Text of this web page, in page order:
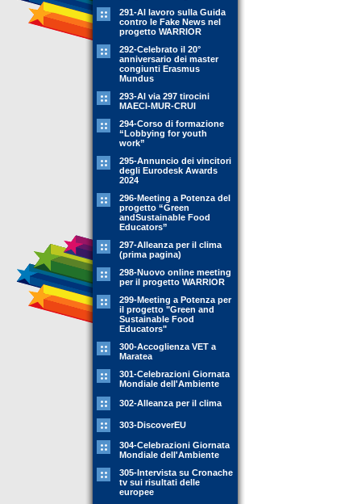
291-Al lavoro sulla Guida
contro le Fake News nel
progetto WARRIOR
292-Celebrato il 20°
anniversario dei master
congiunti Erasmus
Mundus
293-Al via 297 tirocini
MAECI-MUR-CRUI
294-Corso di formazione
“Lobbying for youth
work”
295-Annuncio dei vincitori
degli Eurodesk Awards
2024
296-Meeting a Potenza del
progetto “Green
andSustainable Food
Educators”
297-Alleanza per il clima
(prima pagina)
298-Nuovo online meeting
per il progetto WARRIOR
299-Meeting a Potenza per
il progetto "Green and
Sustainable Food
Educators"
300-Accoglienza VET a
Maratea
301-Celebrazioni Giornata
Mondiale dell'Ambiente
302-Alleanza per il clima
303-DiscoverEU
304-Celebrazioni Giornata
Mondiale dell'Ambiente
305-Intervista su Cronache
tv sui risultati delle
europee